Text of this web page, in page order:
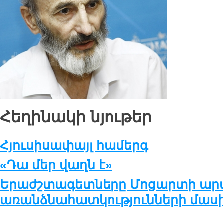
Հեղինակի նյութեր
Հյուսիսափայլ համերգ
«Դա մեր վաղն է»
Երաժշտագետները Մոցարտի
առանձնահատկությունների